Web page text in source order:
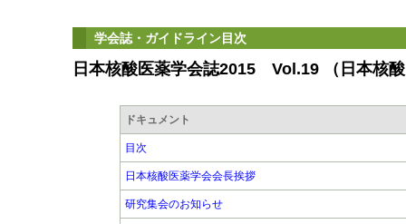
学会誌・ガイドライン目次
日本核酸医薬学会誌2015 Vol.19 （日本核
ドキュメント
目次
日本核酸医薬学会会長挨拶
研究集会のお知らせ